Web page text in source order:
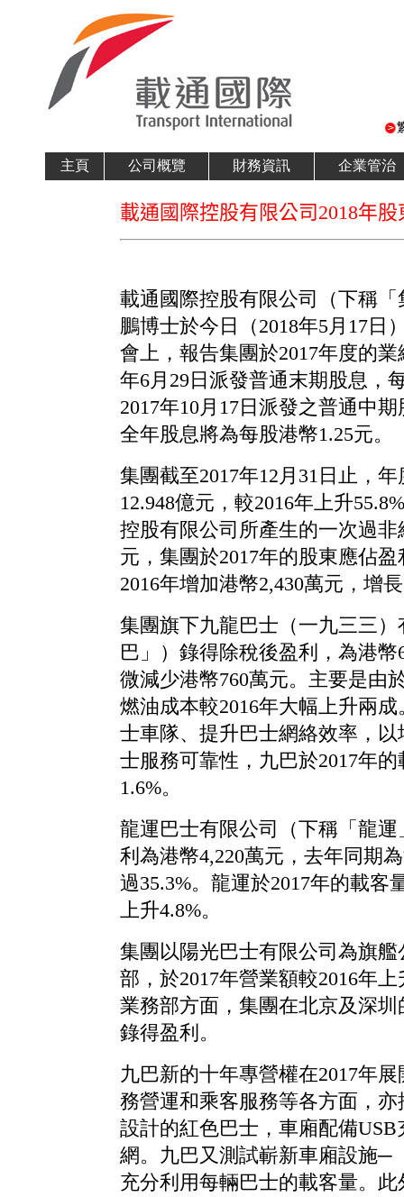
主頁 公司概覽 財務資訊 企業管治
載通國際控股有限公司2018年
載通國際控股有限公司（下稱
鵬博士於今日（2018年5月17日
會上，報告集團於2017年度的
年6月29日派發普通末期股息，
2017年10月17日派發之普通中
全年股息將為每股港幣1.25元。
集團截至2017年12月31日止，
12.948億元，較2016年上升
控股有限公司所產生的一次過非
元，集團於2017年的股東應佔
2016年增加港幣2,430萬元，增
集團旗下九龍巴士（一九三三
巴」）錄得除稅後盈利，為港幣
微減少港幣760萬元。主要是由
燃油成本較2016年大幅上升兩
士車隊、提升巴士網絡效率，
士服務可靠性，九巴於2017年
1.6%。
龍運巴士有限公司（下稱「龍
利為港幣4,220萬元，去年同期
過35.3%。龍運於2017年的載客
上升4.8%。
集團以陽光巴士有限公司為旗
部，於2017年營業額較2016年
業務部方面，集團在北京及深
錄得盈利。
九巴新的十年專營權在2017年
務營運和乘客服務等各方面，
設計的紅色巴士，車廂配備
網。九巴又測試嶄新車廂設施─
充分利用每輛巴士的載客量。